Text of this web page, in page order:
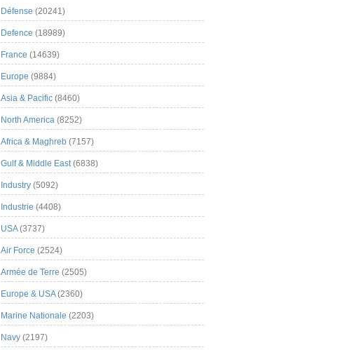
Défense (20241)
Defence (18989)
France (14639)
Europe (9884)
Asia & Pacific (8460)
North America (8252)
Africa & Maghreb (7157)
Gulf & Middle East(6838)
Industry (5092)
Industrie (4408)
USA(3737)
Air Force (2524)
Armée de Terre (2505)
Europe & USA(2360)
Marine Nationale (2203)
Navy (2197)